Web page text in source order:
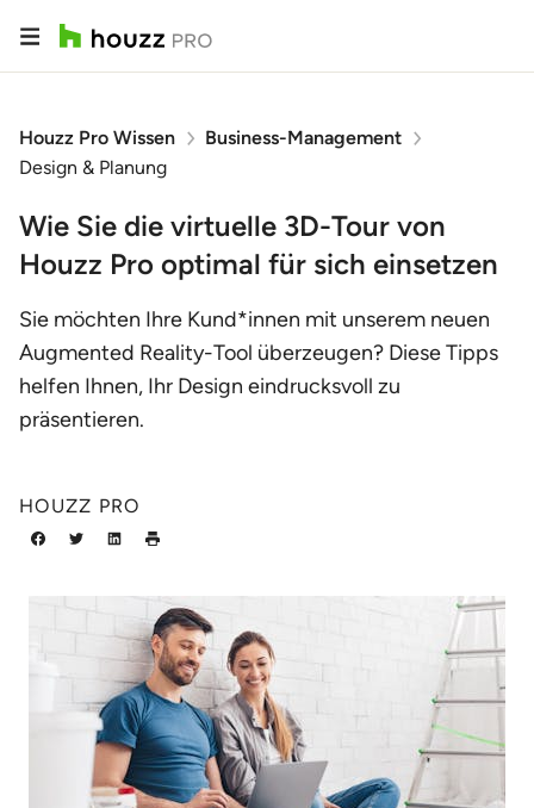
Houzz Pro Wissen
Business-Management
Design & Planung
Wie Sie die virtuelle 3D-Tour von
Houzz Pro optimal für sich einsetzen
Sie möchten Ihre Kund*innen mit unserem neuen
Augmented Reality-Tool überzeugen? Diese Tipps
helfen Ihnen, Ihr Design eindrucksvoll zu
präsentieren.
HOUZZ PRO